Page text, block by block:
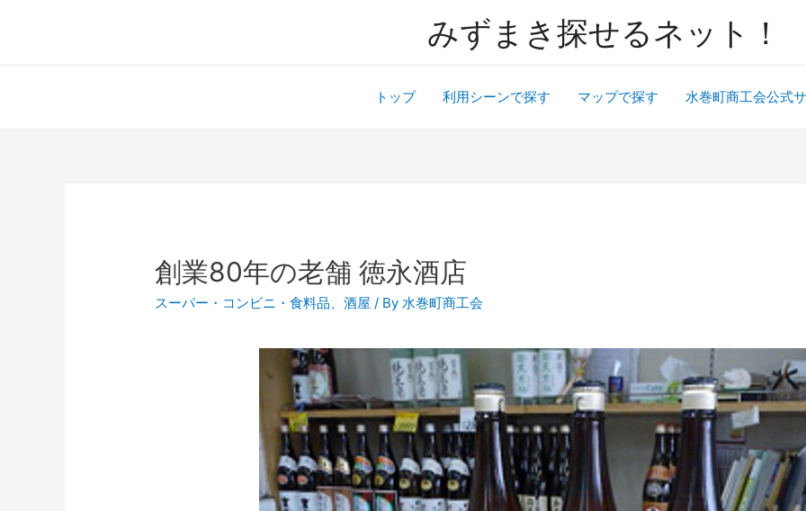
みずまき探せるネット！
トップ 利用シーンで探す マップで探す 水巻町商工会公式
創業80年の老舗 徳永酒店
スーパー・コンビニ・食料品、酒屋 / By水巻町商工会